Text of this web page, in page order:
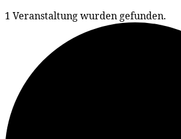
1 Veranstaltung wurden gefunden.